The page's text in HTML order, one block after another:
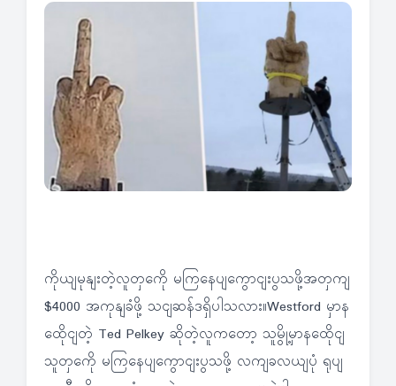
ကိုယျမုနျးတဲ့လူတှကေို မကြနေပျကွောငျးပွသဖို့အတှကျ
$4000 အကုနျခံဖို့ သငျဆန်ဒရှိပါသလား။Westford မှာန
ထေိုငျတဲ့ Ted Pelkey ဆိုတဲ့လူကတော့ သူမွို့မှာနထေိုငျ
သူတှကေို မကြနေပျကွောငျးပွသဖို့ လကျခလယျပုံ ရုပျ